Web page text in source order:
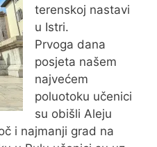
terenskoj nastavi
u Istri.
Prvoga dana
posjeta našem
najvećem
poluotoku učenici
su obišli Aleju
i najmanji grad na